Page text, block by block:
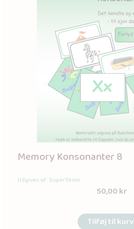
Memory Konsonanter 8
Udgives af: SuperSkole
50,00kr
Tilføj til kurv